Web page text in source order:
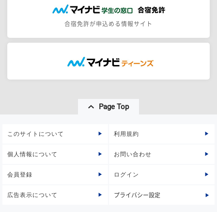
合宿免許が申込める情報サイト
Page Top
このサイトについて 利用規約
個人情報について お問い合わせ
会員登録 ログイン
広告表示について プライバシー設定